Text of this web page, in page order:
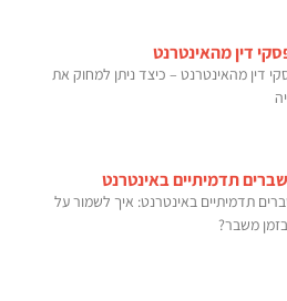
דין מהאינטרנט
דין מהאינטרנט – כיצד ניתן למחוק את
תדמיתיים באינטרנט
תדמיתיים באינטרנט: איך לשמור על
בזמן משבר?